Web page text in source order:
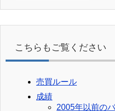
イ
こちらもご覧ください
売買ルール
成績
2005年以前の